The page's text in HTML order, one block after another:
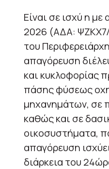
Είναι σε ισχύ η
2026 (ΑΔΑ:
του
απαγόρευση
και κυκλοφορίας
πάσης φύσεως
μηχανημάτων, σε
καθώς και σε
οικοσυστήματα,
απαγόρευση
διάρκεια του